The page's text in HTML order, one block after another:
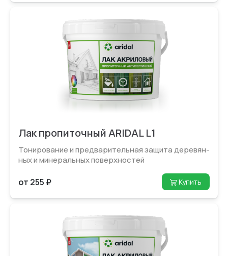
Лак пропиточный ARIDAL L1
Тонирование и предвари­тельная защита деревян­
ных и минеральных поверхностей
от 255 ₽ Купить